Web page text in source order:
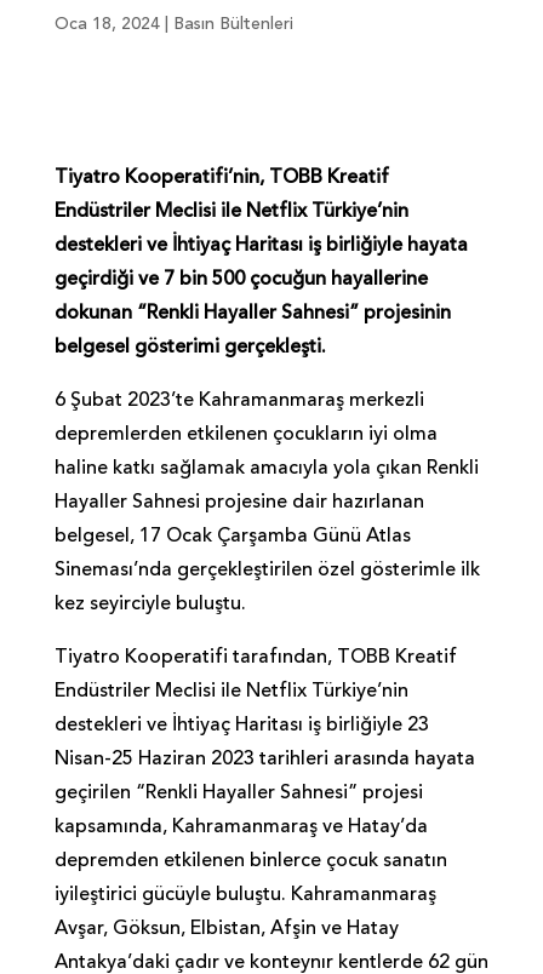
Oca 18, 2024| Basın Bültenleri
Tiyatro Kooperatifi’nin, TOBB Kreatif
Endüstriler Meclisi ile Netflix Türkiye’nin
destekleri ve İhtiyaç Haritası iş birliğiyle hayata
geçirdiği ve 7 bin 500 çocuğun hayallerine
dokunan “Renkli Hayaller Sahnesi” projesinin
belgesel gösterimi gerçekleşti.
6 Şubat 2023’te Kahramanmaraş merkezli
depremlerden etkilenen çocukların iyi olma
haline katkı sağlamak amacıyla yola çıkan Renkli
Hayaller Sahnesi projesine dair hazırlanan
belgesel, 17 Ocak Çarşamba Günü Atlas
Sineması’nda gerçekleştirilen özel gösterimle ilk
kez seyirciyle buluştu.
Tiyatro Kooperatifi tarafından, TOBB Kreatif
Endüstriler Meclisi ile Netflix Türkiye’nin
destekleri ve İhtiyaç Haritası iş birliğiyle 23
Nisan-25 Haziran 2023 tarihleri arasında hayata
geçirilen “Renkli Hayaller Sahnesi” projesi
kapsamında, Kahramanmaraş ve Hatay’da
depremden etkilenen binlerce çocuk sanatın
iyileştirici gücüyle buluştu. Kahramanmaraş
Avşar, Göksun, Elbistan, Afşin ve Hatay
Antakya’daki çadır ve konteynır kentlerde 62 gün